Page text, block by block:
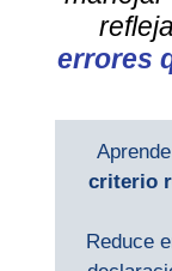
errores
criterio
Reduce